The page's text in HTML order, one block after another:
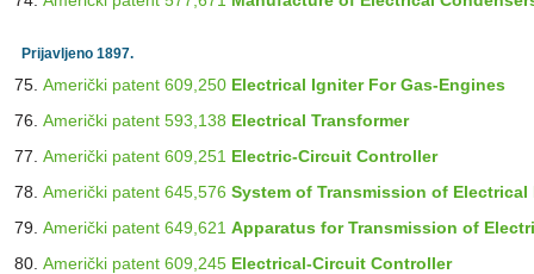
Prijavljeno 1897.
Američki patent 609,250 Electrical Igniter For Gas-Engines
Američki patent 593,138 Electrical Transformer
Američki patent 609,251 Electric-Circuit Controller
Američki patent 645,576 System of Transmission of Electrical
Američki patent 649,621 Apparatus for Transmission of
Američki patent 609,245 Electrical-Circuit Controller